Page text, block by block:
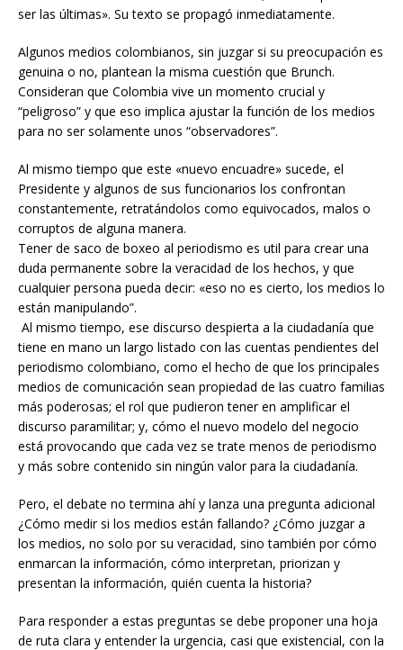
ser las últimas». Su texto se propagó inmediatamente.
Algunos medios colombianos, sin juzgar si su preocupación es
genuina o no, plantean la misma cuestión que Brunch.
Consideran que Colombia vive un momento crucial y
“peligroso” y que eso implica ajustar la función de los medios
para no ser solamente unos “observadores”.
Al mismo tiempo que este «nuevo encuadre» sucede, el
Presidente y algunos de sus funcionarios los confrontan
constantemente, retratándolos como equivocados, malos o
corruptos de alguna manera.
Tener de saco de boxeo al periodismo es util para crear una
duda permanente sobre la veracidad de los hechos, y que
cualquier persona pueda decir: «eso no es cierto, los medios lo
están manipulando”.
Al mismo tiempo, ese discurso despierta a la ciudadanía que
tiene en mano un largo listado con las cuentas pendientes del
periodismo colombiano, como el hecho de que los principales
medios de comunicación sean propiedad de las cuatro familias
más poderosas; el rol que pudieron tener en amplificar el
discurso paramilitar; y, cómo el nuevo modelo del negocio
está provocando que cada vez se trate menos de periodismo
y más sobre contenido sin ningún valor para la ciudadanía.
Pero, el debate no termina ahí y lanza una pregunta adicional
¿Cómo medir si los medios están fallando? ¿Cómo juzgar a
los medios, no solo por su veracidad, sino también por cómo
enmarcan la información, cómo interpretan, priorizan y
presentan la información, quién cuenta la historia?
Para responder a estas preguntas se debe proponer una hoja
de ruta clara y entender la urgencia, casi que existencial, con la